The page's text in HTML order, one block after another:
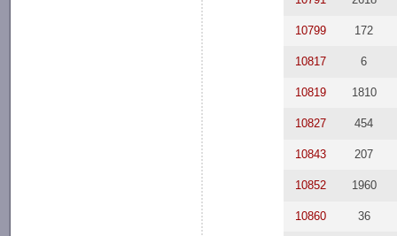
10799 172
10817 6
10819 1810
10827 454
10843 207
10852 1960
10860 36